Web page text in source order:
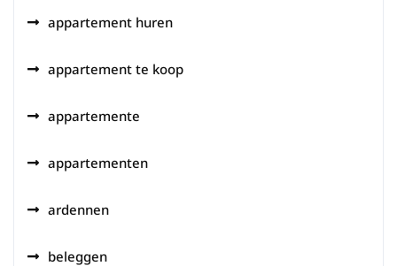
appartement huren
appartement te koop
appartemente
appartementen
ardennen
beleggen